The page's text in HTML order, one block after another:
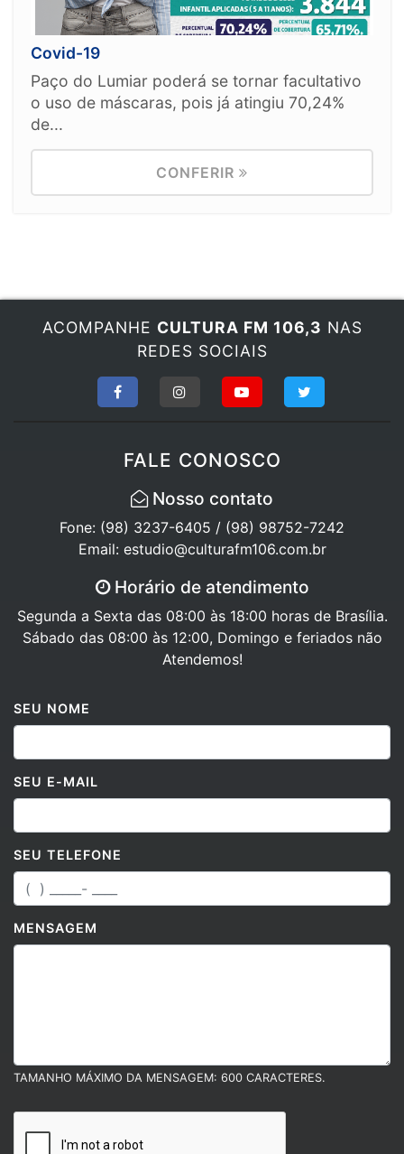
Covid-19
Paço do Lumiar poderá se tornar facultativo
o uso de máscaras, pois já atingiu 70,24%
de...
CONFERIR
ACOMPANHE CULTURA FM 106,3 NAS
REDES SOCIAIS
FALE CONOSCO
Nosso contato
Fone: (98) 3237-6405 / (98) 98752-7242
Email: estudio@culturafm106.com.br
Horário de atendimento
Segunda a Sexta das 08:00 às 18:00 horas de Brasília.
Sábado das 08:00 às 12:00, Domingo e feriados não
Atendemos!
SEU NOME
SEU E-MAIL
SEU TELEFONE
MENSAGEM
TAMANHO MÁXIMO DA MENSAGEM: 600 CARACTERES.